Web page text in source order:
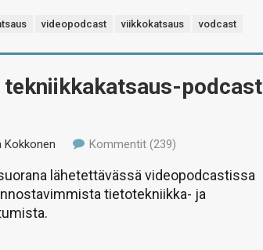
videopodcast viikkokatsaus vodcast
podcast
Kokkonen Kommentit (239)
lähetettävässä videopodcastissa
tietotekniikka- ja